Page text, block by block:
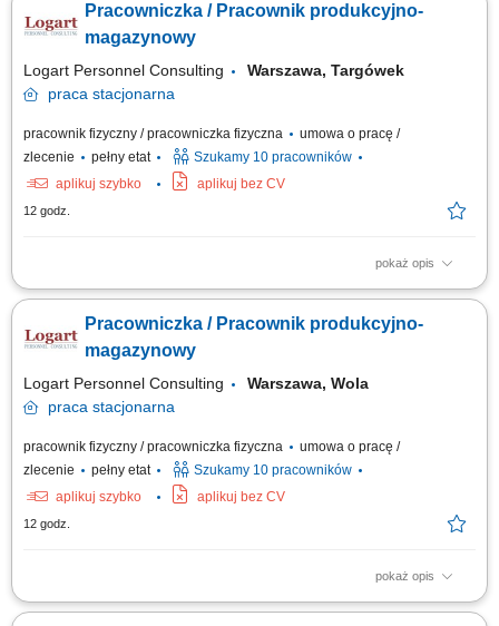
kompletowanie i wydawanie towarów; Prawidłowe rozmieszczanie
asortymentu w strefie magazynu; Dbanie o porządek i czystość na
Pracowniczka / Pracownik produkcyjno-
magazynowy
Logart Personnel Consulting
Warszawa, Targówek
praca stacjonarna
pracownik fizyczny / pracowniczka fizyczna
umowa o pracę /
zlecenie
pełny etat
Szukamy 10 pracowników
aplikuj szybko
aplikuj bez CV
12 godz.
pokaż opis
Zakres obowiązków: Obsługa maszyn i urządzeń na linii produkcyjnej;
kompletowanie i wydawanie towarów; Prawidłowe rozmieszczanie
asortymentu w strefie magazynu; Dbanie o porządek i czystość na
Pracowniczka / Pracownik produkcyjno-
magazynowy
Logart Personnel Consulting
Warszawa, Wola
praca stacjonarna
pracownik fizyczny / pracowniczka fizyczna
umowa o pracę /
zlecenie
pełny etat
Szukamy 10 pracowników
aplikuj szybko
aplikuj bez CV
12 godz.
pokaż opis
Zakres obowiązków: Obsługa maszyn i urządzeń na linii produkcyjnej;